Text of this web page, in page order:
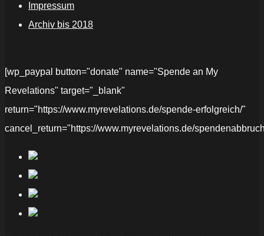
Impressum
Archiv bis 2018
[wp_paypal button="donate" name="Spende an My
Revelations" target="_blank"
return="https://www.myrevelations.de/spende-erfolgreich/"
cancel_return="https://www.myrevelations.de/